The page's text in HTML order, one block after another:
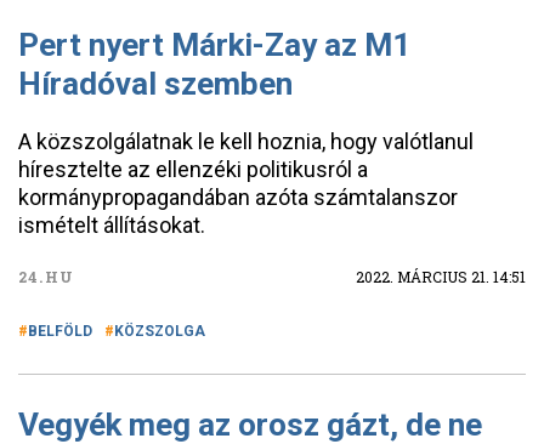
Pert nyert Márki-Zay az M1
Híradóval szemben
A közszolgálatnak le kell hoznia, hogy valótlanul
híresztelte az ellenzéki politikusról a
kormánypropagandában azóta számtalanszor
ismételt állításokat.
24.HU 2022. MÁRCIUS 21. 14:51
BELFÖLD KÖZSZOLGA
Vegyék meg az orosz gázt, de ne